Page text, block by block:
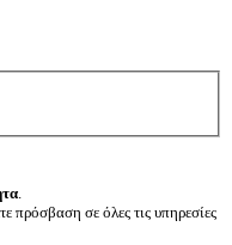
.
πρόσβαση σε όλες τις υπηρεσίες